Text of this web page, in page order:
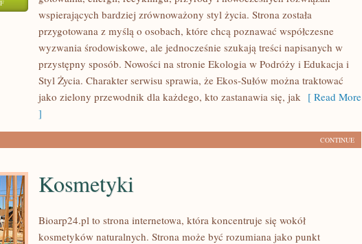
ON
wspierających bardziej zrównoważony styl życia. Strona została
przygotowana z myślą o osobach, które chcą poznawać współczesne
wyzwania środowiskowe, ale jednocześnie szukają treści napisanych w
przystępny sposób. Nowości na stronie Ekologia w Podróży i Edukacja i
Styl Życia. Charakter serwisu sprawia, że Ekos-Sułów można traktować
jako zielony przewodnik dla każdego, kto zastanawia się, jak [ Read More
]
CONTINUE
Kosmetyki
Bioarp24.pl to strona internetowa, która koncentruje się wokół
kosmetyków naturalnych. Strona może być rozumiana jako punkt